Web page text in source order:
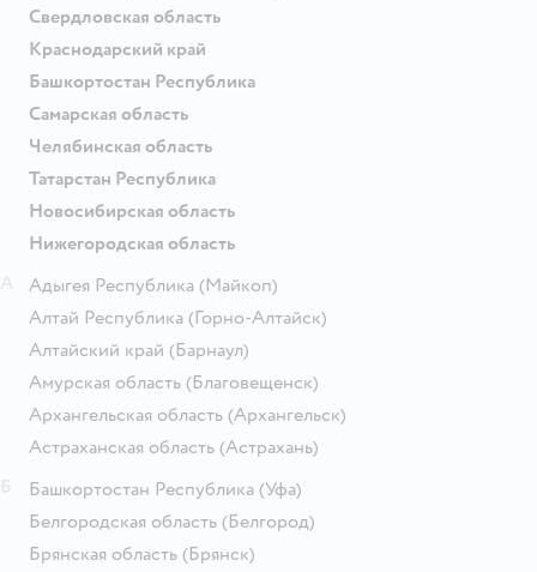
Свердловская область
Краснодарский край
Башкортостан Республика
Самарская область
Челябинская область
Татарстан Республика
Новосибирская область
Нижегородская область
Адыгея Республика (Майкоп)
Алтай Республика (Горно-Алтайск)
Алтайский край (Барнаул)
Амурская область (Благовещенск)
Архангельская область (Архангельск)
Астраханская область (Астрахань)
Башкортостан Республика (Уфа)
Белгородская область (Белгород)
Брянская область (Брянск)